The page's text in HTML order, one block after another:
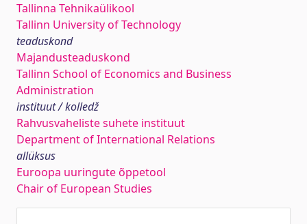
Tallinna Tehnikaülikool
Tallinn University of Technology
teaduskond
Majandusteaduskond
Tallinn School of Economics and Business
Administration
instituut / kolledž
Rahvusvaheliste suhete instituut
Department of International Relations
allüksus
Euroopa uuringute õppetool
Chair of European Studies